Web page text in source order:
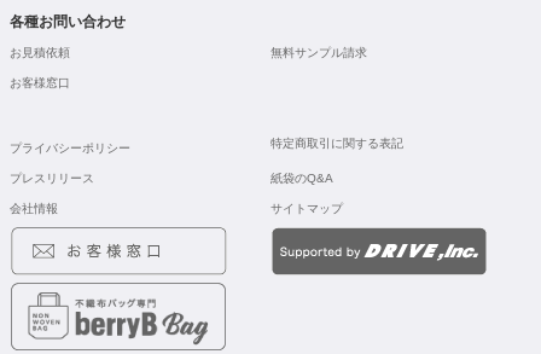
各種お問い合わせ
お見積依頼 無料サンプル請求
お客様窓口
プライバシーポリシー 特定商取引に関する表記
プレスリリース 紙袋のQ&A
会社情報 サイトマップ